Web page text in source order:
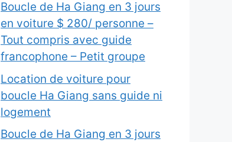
Boucle de Ha Giang en 3 jours
en voiture $ 280/ personne –
Tout compris avec guide
francophone – Petit groupe
Location de voiture pour
boucle Ha Giang sans guide ni
logement
Boucle de Ha Giang en 3 jours